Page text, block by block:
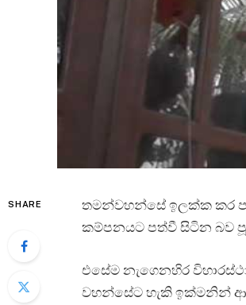
SHARE
තමන්වහන්සේ ඉලක්ක කර
කම්පනයට පත්වී සිටින බව
එසේම නැගෙනහිර
වහන්සේට හැකි ඉක්මනින්